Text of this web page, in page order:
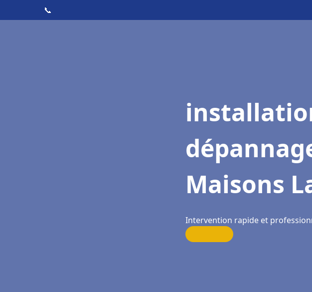
📞
Maisons
Intervention rapide et